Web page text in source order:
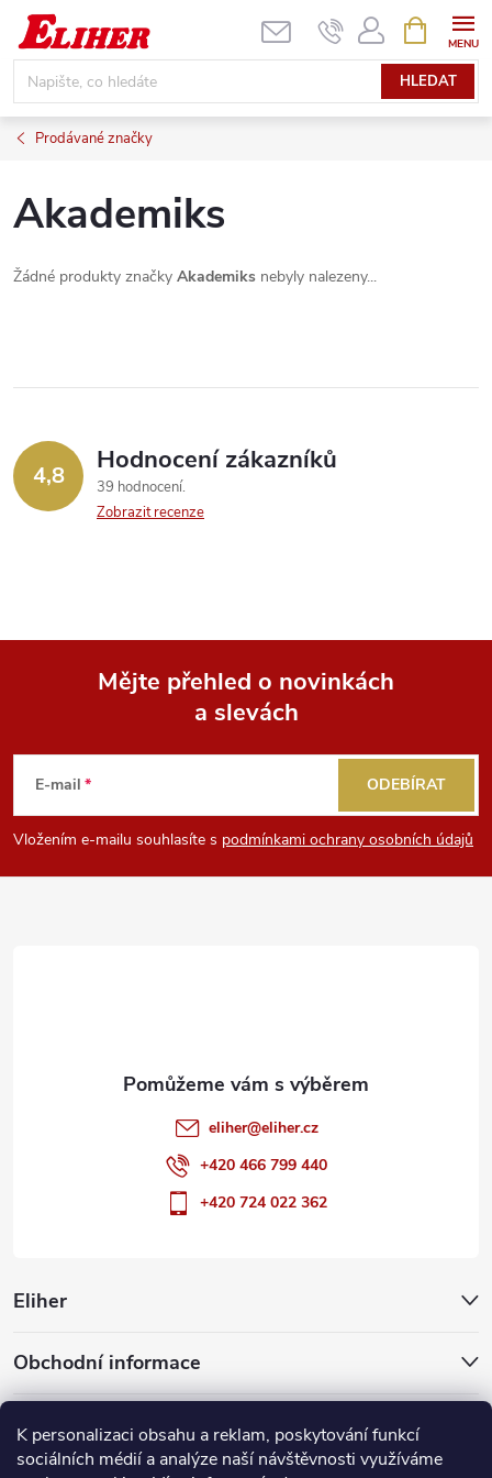
K personalizaci obsahu a reklam, poskytování funkcí
sociálních médií a analýze naší návštěvnosti využíváme
Přejít
obsah
HLEDAT
NÁKUPNÍ
KOŠÍK
Prodávané značky
Akademiks
Žádné produkty značky Akademiks nebyly nalezeny...
4,8 Hodnocení zákazníků
39 hodnocení
Zobrazit recenze
p
a
Mějte přehled o novinkách
a slevách
E-mail
Vložením e-mailu souhlasíte s podmínkami ochrany osobních údajů
ODEBÍRAT
Eliher
Obchodní informace
Partnerské weby
eliher@eliher.cz
+420 466 799 440
+420 724 022 362